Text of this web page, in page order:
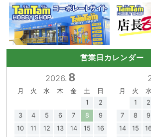
営業日カレンダー
2026. 8
月 火 水 木 金 土
日
1
2
3
4 5 6 7 8
9
10
11 12 13 14 15
16
月 火
1
2
7
8 9
14
15 16